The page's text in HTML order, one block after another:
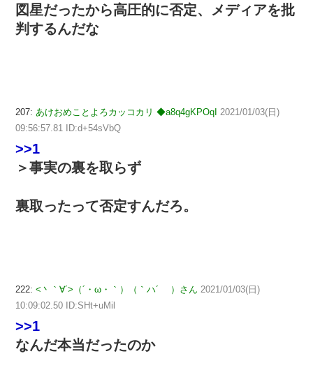
図星だったから高圧的に否定、メディアを批
判するんだな
207: あけおめことよろカッコカリ ◆a8q4gKPOqI 2021/01/03(日)
09:56:57.81 ID:d+54sVbQ
>>1
＞事実の裏を取らず
裏取ったって否定すんだろ。
222: <丶｀∀´>（´・ω・｀）（｀ハ´ ）さん 2021/01/03(日)
10:09:02.50 ID:SHt+uMil
>>1
なんだ本当だったのか